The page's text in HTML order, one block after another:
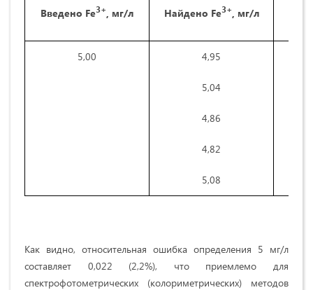
Введено Fe3+, мг/л Найдено Fe3+, мг/л
5,00 4,95
5,04
4,86
4,82
5,08
Как видно, относительная ошибка определения 5 мг/л
составляет 0,022 (2,2%), что приемлемо для
спектрофотометрических (колориметрических) методов